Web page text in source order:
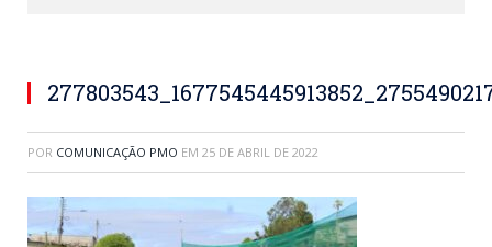
POR COMUNICAÇÃO PMO EM 25 DE ABRIL DE 2022